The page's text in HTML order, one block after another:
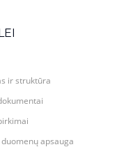
ir struktūra
apsauga